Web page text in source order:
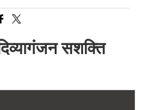
सशक्ति